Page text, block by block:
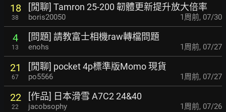
18
38
[閒聊] Tamron 25-200 韌體更新提升放大倍率
boris20050 1周前, 07/30
4
13
[問題] 請教富士相機raw轉檔問題
enohs 1周前, 07/27
21
67
[閒聊] pocket 4p標準版Momo 現貨
po5566 1周前, 07/27
22
22
[作品] 日本滑雪 A7C2 24&40
jacobsophy 1周前, 07/26